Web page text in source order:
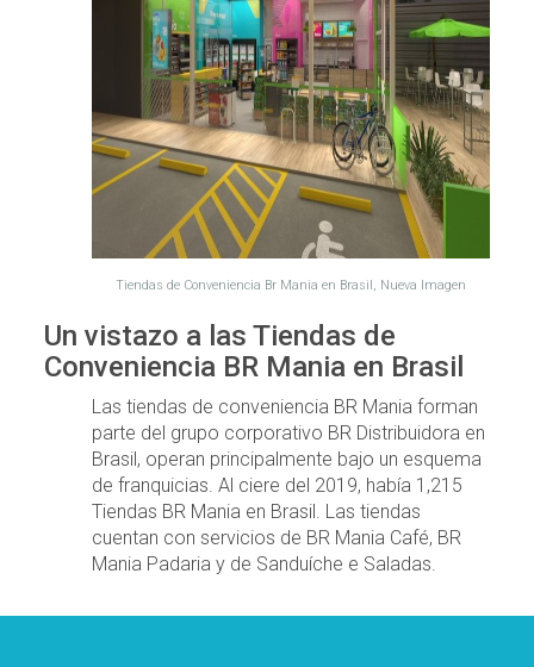
Tiendas de Conveniencia Br Mania en Brasil, Nueva Imagen
Un vistazo a las Tiendas de
Conveniencia BR Mania en Brasil
Las tiendas de conveniencia BR Mania forman
parte del grupo corporativo BR Distribuidora en
Brasil, operan principalmente bajo un esquema
de franquicias. Al ciere del 2019, había 1,215
Tiendas BR Mania en Brasil. Las tiendas
cuentan con servicios de BR Mania Café, BR
Mania Padaria y de Sanduíche e Saladas.